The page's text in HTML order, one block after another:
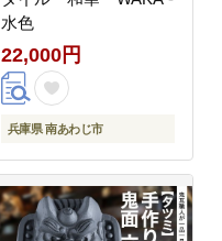
水色
22,000円
兵庫県 南あわじ市